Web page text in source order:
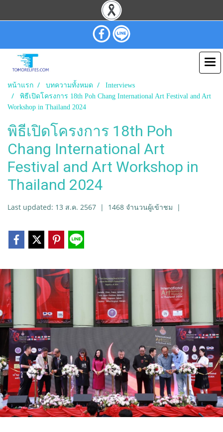
หน้าแรก บทความทั้งหมด
Interviews
พิธีเปิดโครงการ 18th Poh Chang International Art Festival and Art
Workshop in Thailand 2024
พิธีเปิดโครงการ 18th Poh
Chang International Art
Festival and Art Workshop in
Thailand 2024
Last updated: 13 ส.ค. 2567 | 1468 จำนวนผู้เข้าชม |